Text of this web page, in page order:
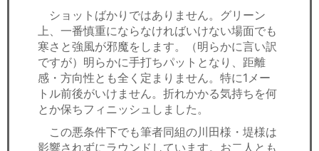
ショットばかりではありません。グリーン
上、一番慎重にならなければいけない場面でも
寒さと強風が邪魔をします。（明らかに言い訳
ですが）明らかに手打ちパットとなり、距離
感・方向性とも全く定まりません。特に1メー
トル前後がいけません。折れかかる気持ちを何
とか保ちフィニッシュしました。
この悪条件下でも筆者同組の川田様・堤様は
影響されずにラウンドしています。お二人とも